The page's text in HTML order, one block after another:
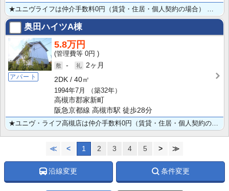
奥田ハイツA棟
アパート
5.8万円
0円
-
2ヶ月
2DK
40㎡
1994年7月
（築32年）
高槻市郡家新町
阪急京都線 高槻市駅 徒歩28分
★ユニヴ・ライフ高槻店は仲介手数料0円（賃貸・住居・個人契約の場合） ★２DK★南向き★都市ガス★角･･･
≪ < 1 2 3 4 5 > ≫
沿線変更 条件変更